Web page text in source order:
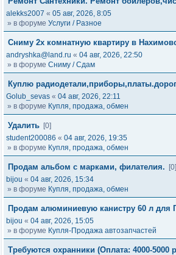
alekks2007 « 05 авг, 2026, 8:05
» в форуме Услуги / Разное
Сниму 2х комнатную квартиру в
andryshka@land.ru « 04 авг, 2026, 22:50
» в форуме Сниму / Сдам
Куплю
Golub_sevas « 04 авг, 2026, 22:11
» в форуме Купля, продажа, обмен
Удалить [0]
student200086 « 04 авг, 2026, 19:35
» в форуме Купля, продажа, обмен
Продам альбом с марками, филателия.
[0]
bijou « 04 авг, 2026, 15:34
» в форуме Купля, продажа, обмен
Продам алюминиевую канистру 60 л для
bijou « 04 авг, 2026, 15:05
» в форуме Купля-Продажа автозапчастей
Требуются охранники (Оплата: 4000-5000